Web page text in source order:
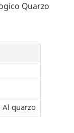
Quarzo
Al quarzo